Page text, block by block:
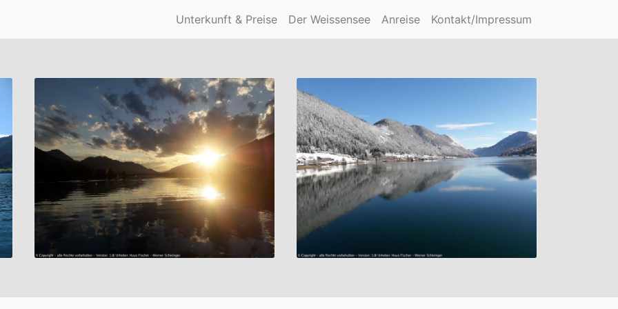
& Freizeitmöglichkeiten
Unterkunft & Preise Der Weissensee Anreise Kontakt/Impressum